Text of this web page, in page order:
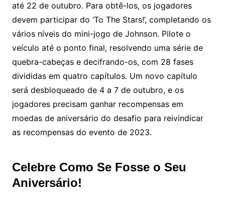
até 22 de outubro. Para obtê-los, os jogadores
devem participar do ‘To The Stars!’, completando os
vários níveis do mini-jogo de Johnson. Pilote o
veículo até o ponto final, resolvendo uma série de
quebra-cabeças e decifrando-os, com 28 fases
divididas em quatro capítulos. Um novo capítulo
será desbloqueado de 4 a 7 de outubro, e os
jogadores precisam ganhar recompensas em
moedas de aniversário do desafio para reivindicar
as recompensas do evento de 2023.
Celebre Como Se Fosse o Seu
Aniversário!